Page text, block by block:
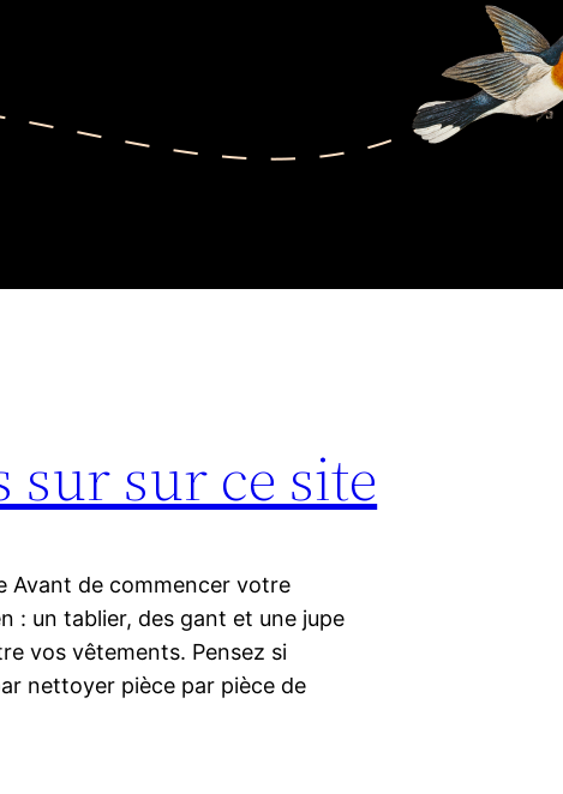
sur ce site
Avant de commencer votre
: un tablier, des gant et une jupe
vos vêtements. Pensez si
nettoyer pièce par pièce de